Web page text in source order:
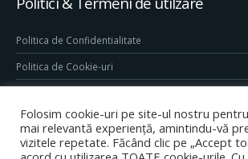
Politica de Confidentialitate
Politica de Cookie-uri
Conditii generale de utilizare site
Folosim cookie-uri pe site-ul nostru
mai relevantă experiență, amintindu-vă
vizitele repetate. Făcând clic pe „Accept